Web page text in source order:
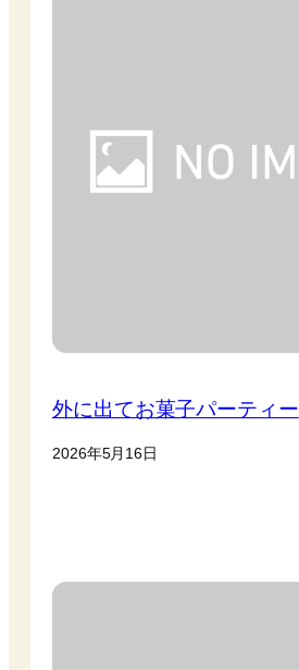
外に出てお菓子パーティー
2026年5月16日